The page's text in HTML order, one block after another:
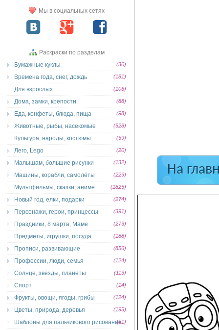
На
Мы в социальных сетях
Раскраски по разделам
Бумажные куклы
(30)
Времена года, снег, дождь (181)
Для взрослых (106)
Дома, замки, крепости (88)
Еда, конфеты, блюда, пища (98)
Животные, рыбы, насекомые (528)
Культура, народы, костюмы (59)
Лего, Lego (20)
Малышам, большие рисунки (132)
Машины, корабли, самолёты (229)
Мультфильмы, сказки, аниме (1825)
Новый год, елки, подарки (274)
Персонажи, герои, принцессы (391)
Праздники, 8 марта, Маме (273)
Предметы, игрушки, посуда (188)
Прописи, развивающие (856)
Профессии, люди, семья (124)
Солнце, звёзды, планеты (113)
Спорт (14)
Фрукты, овощи, ягоды, грибы (124)
Цветы, природа, деревья (195)
Шаблоны для пальчикового рисования(81)